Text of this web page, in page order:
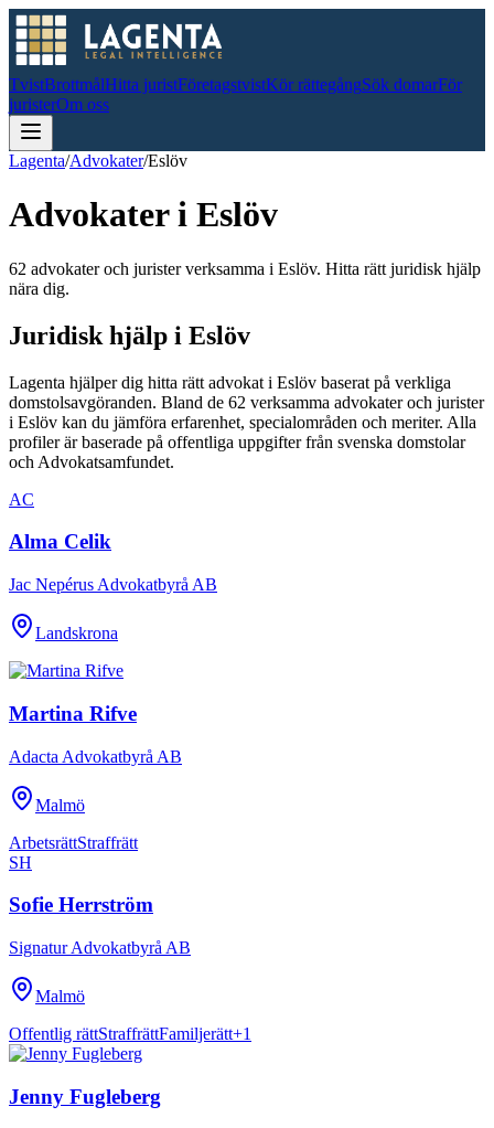
TvistBrottmålHitta juristFöretagstvistKör rättegångSök domarFör
juristerOm oss
Lagenta/Advokater/Eslöv
Advokater i Eslöv
62 advokater och jurister verksamma i Eslöv. Hitta rätt juridisk hjälp
nära dig.
Juridisk hjälp i Eslöv
Lagenta hjälper dig hitta rätt advokat i Eslöv baserat på verkliga
domstolsavgöranden. Bland de 62 verksamma advokater och jurister
i Eslöv kan du jämföra erfarenhet, specialområden och meriter. Alla
profiler är baserade på offentliga uppgifter från svenska domstolar
och Advokatsamfundet.
AC
Alma Celik
Jac Nepérus Advokatbyrå AB
Landskrona
Martina Rifve
Adacta Advokatbyrå AB
Malmö
ArbetsrättStraffrätt
SH
Sofie Herrström
Signatur Advokatbyrå AB
Malmö
Offentlig rättStraffrättFamiljerätt+1
Jenny Fugleberg